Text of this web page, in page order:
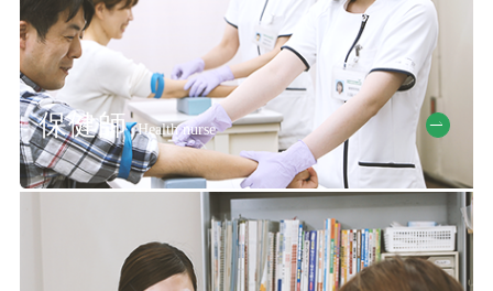
保健師 Health nurse